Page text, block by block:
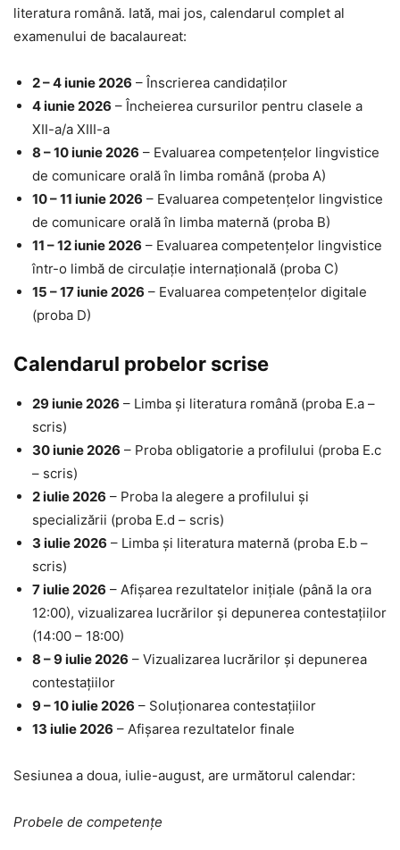
literatura română. Iată, mai jos, calendarul complet al
examenului de bacalaureat:
2 – 4 iunie 2026 – Înscrierea candidaților
4 iunie 2026 – Încheierea cursurilor pentru clasele a
XII-a/a XIII-a
8 – 10 iunie 2026 – Evaluarea competențelor lingvistice
de comunicare orală în limba română (proba A)
10 – 11 iunie 2026 – Evaluarea competențelor lingvistice
de comunicare orală în limba maternă (proba B)
11 – 12 iunie 2026 – Evaluarea competențelor lingvistice
într-o limbă de circulație internațională (proba C)
15 – 17 iunie 2026 – Evaluarea competențelor digitale
(proba D)
Calendarul probelor scrise
29 iunie 2026 – Limba și literatura română (proba E.a –
scris)
30 iunie 2026 – Proba obligatorie a profilului (proba E.c
– scris)
2 iulie 2026 – Proba la alegere a profilului și
specializării (proba E.d – scris)
3 iulie 2026 – Limba și literatura maternă (proba E.b –
scris)
7 iulie 2026 – Afișarea rezultatelor inițiale (până la ora
12:00), vizualizarea lucrărilor și depunerea contestațiilor
(14:00 – 18:00)
8 – 9 iulie 2026 – Vizualizarea lucrărilor și depunerea
contestațiilor
9 – 10 iulie 2026 – Soluționarea contestațiilor
13 iulie 2026 – Afișarea rezultatelor finale
Sesiunea a doua, iulie-august, are următorul calendar:
Probele de competențe